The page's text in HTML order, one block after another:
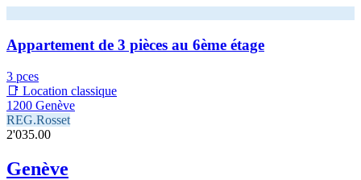
Appartement de 3 pièces au 6ème étage
3 pces
📑 Location classique
1200 Genève
REG.Rosset
2'035.00
Genève